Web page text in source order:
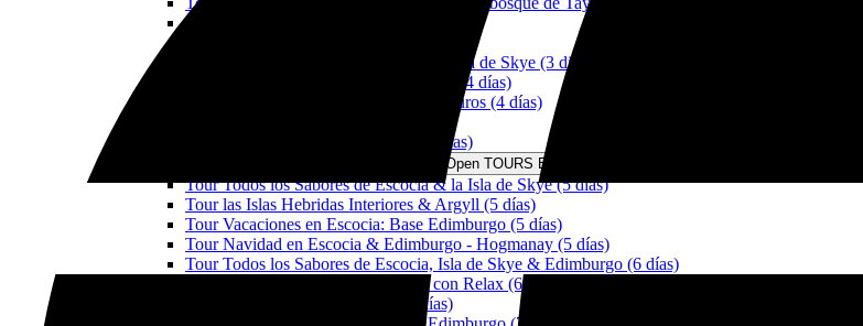
Tour el Reino de Fife & Perthshire (3 dias)
Tour Todos los Sabores de Escocia & Isla de Skye (3 dias)
Tour las Maravillas de Escocia & Skye (4 días)
Tour la Frontera Escocesa: Entre los Muros (4 días)
Tour la Ruta del Whisky Escocés (4 días)
Open TOURS EN ESCOCIA DESDE 5 DÍAS Menu
Tour Todos los Sabores de Escocia & la Isla de Skye (5 días)
Tour las Islas Hebridas Interiores & Argyll (5 días)
Tour Vacaciones en Escocia: Base Edimburgo (5 días)
Tour Navidad en Escocia & Edimburgo - Hogmanay (5 días)
Tour Todos los Sabores de Escocia, Isla de Skye & Edimburgo (6 días)
Tour Todos los Sabores de Escocia con Relax (6 días)
Tour Outlander & Isle of Skye (6 días)